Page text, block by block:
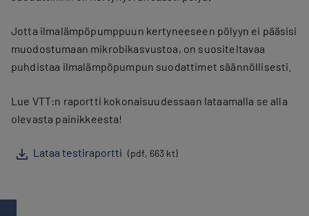
Jotta ilmalämpöpumppuun kertyneeseen pölyyn ei pääsisi
muodostumaan mikrobikasvustoa, on suositeltavaa
puhdistaa ilmalämpöpumpun suodattimet säännöllisesti.
Lue VTT:n raportti kokonaisuudessaan lataamalla se alla
olevasta painikkeesta!
Lataa testiraportti (pdf, 663 kt)